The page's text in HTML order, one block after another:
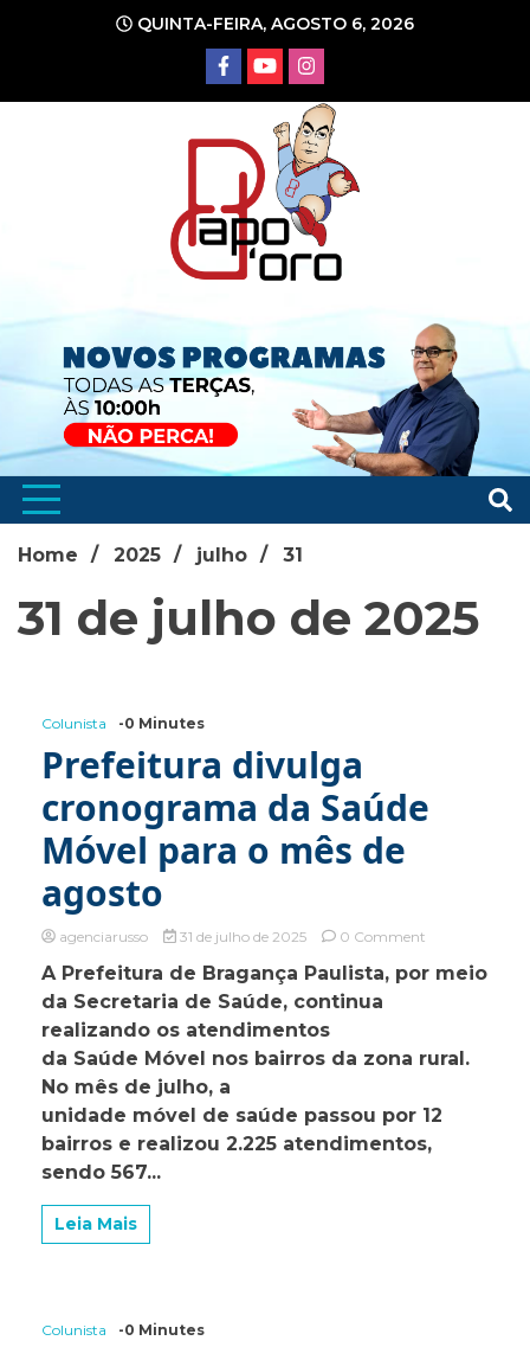
conteúdo
QUINTA-FEIRA, AGOSTO 6, 2026
Home 2025 julho 31
31 de julho de 2025
Colunista -0 Minutes
Prefeitura divulga
cronograma da Saúde
Móvel para o mês de
agosto
agenciarusso 31 de julho de 2025 0 Commenton
divulga
Móvel
o
mês
de
A Prefeitura de Bragança Paulista, por meio
da Secretaria de Saúde, continua
realizando os atendimentos
da Saúde Móvel nos bairros da zona rural.
No mês de julho, a
unidade móvel de saúde passou por 12
bairros e realizou 2.225 atendimentos,
sendo 567...
Leia Mais
Colunista -0 Minutes